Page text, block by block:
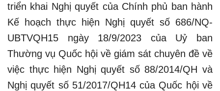
triển khai Nghị quyết của Chính phủ ban hành
Kế hoạch thực hiện Nghị quyết số 686/NQ-
UBTVQH15 ngày 18/9/2023 của Uỷ ban
Thường vụ Quốc hội về giám sát chuyên đề về
việc thực hiện Nghị quyết số 88/2014/QH và
Nghị quyết số 51/2017/QH14 của Quốc hội về